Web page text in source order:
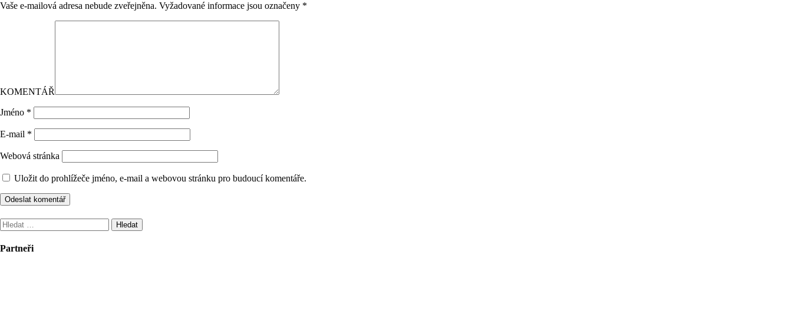
Vaše e-mailová adresa nebude zveřejněna. Vyžadované informace jsou označeny *
KOMENTÁŘ
Jméno *
E-mail *
Webová stránka
Uložit do prohlížeče jméno, e-mail a webovou stránku pro budoucí komentáře.
Vyhledávání
Partneři